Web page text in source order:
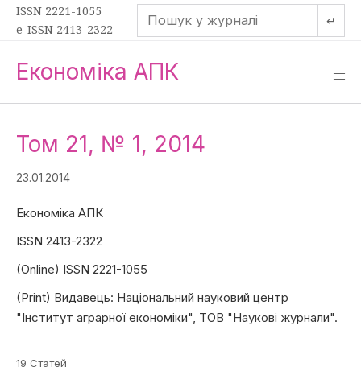
ISSN 2221-1055
e-ISSN 2413-2322
↵
Економіка АПК —
—
—
Том 21, № 1, 2014
23.01.2014
Економіка АПК
ISSN 2413-2322
(Online) ISSN 2221-1055
(Print) Видавець: Національний науковий центр
"Інститут аграрної економіки", ТОВ "Наукові журнали".
19 Статей